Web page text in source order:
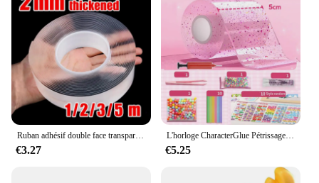
€3.27
L'horloge CharacterGlue Pétrissage Musique Soufflant Bulle Ensemble Complet De CharacterTape Double Face Pâte Soufflant Bulle Décompression Jouets Autocollant
€5.25